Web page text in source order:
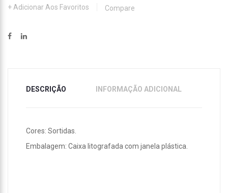
Adicionar Aos Favoritos Compare
DESCRIÇÃO INFORMAÇÃO ADICIONAL
Cores: Sortidas.
Embalagem: Caixa litografada com janela plástica.